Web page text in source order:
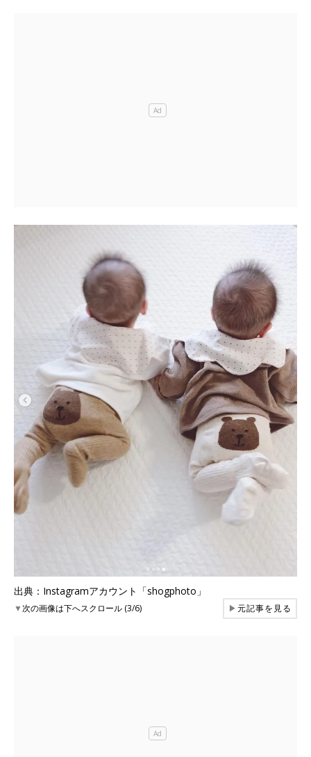
出典：Instagramアカウント「shogphoto」
▼次の画像は下へスクロール (3/6) ▶元記事を見る